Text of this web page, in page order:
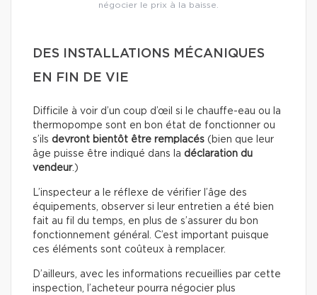
négocier le prix à la baisse.
DES INSTALLATIONS MÉCANIQUES
EN FIN DE VIE
Difficile à voir d’un coup d’œil si le chauffe-eau ou la
thermopompe sont en bon état de fonctionner ou
s’ils devront bientôt être remplacés (bien que leur
âge puisse être indiqué dans la déclaration du
vendeur.)
L’inspecteur a le réflexe de vérifier l’âge des
équipements, observer si leur entretien a été bien
fait au fil du temps, en plus de s’assurer du bon
fonctionnement général. C’est important puisque
ces éléments sont coûteux à remplacer.
D’ailleurs, avec les informations recueillies par cette
inspection, l’acheteur pourra négocier plus